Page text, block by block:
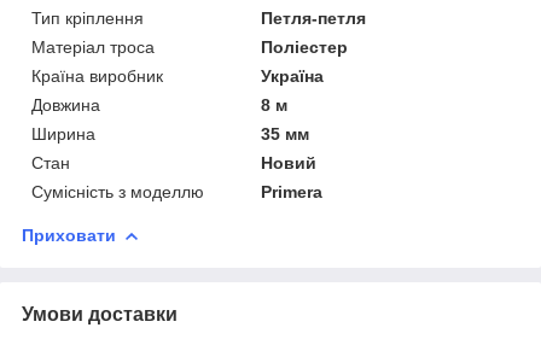
Тип кріплення
Петля-петля
Матеріал троса
Поліестер
Країна виробник
Україна
Довжина
8 м
Ширина
35 мм
Стан
Новий
Сумісність з моделлю
Primera
Приховати
Умови доставки